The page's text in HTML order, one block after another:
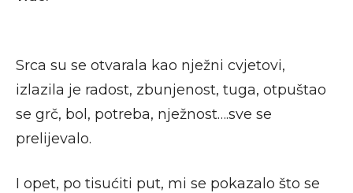
Srca su se otvarala kao nježni cvjetovi,
izlazila je radost, zbunjenost, tuga, otpuštao
se grč, bol, potreba, nježnost….sve se
prelijevalo.
I opet, po tisućiti put, mi se pokazalo što se